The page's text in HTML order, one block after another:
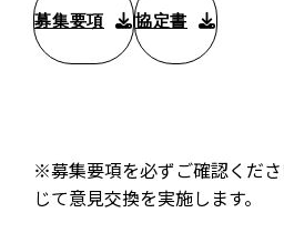
募集要項 協定書
※募集要項を必ずご確認くだ
じて意見交換を実施します。